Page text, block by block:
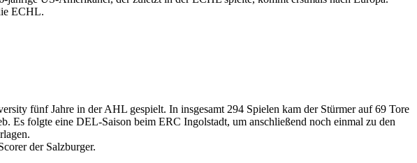
ECHL.
fünf Jahre in der AHL gespielt. In insgesamt 294 Spielen kam der Stürmer auf 69 Tore
Es folgte eine DEL-Saison beim ERC Ingolstadt, um anschließend noch einmal zu den
der Salzburger.